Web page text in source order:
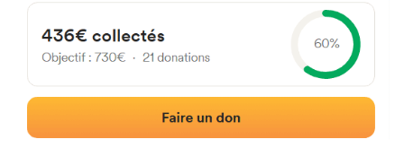
Fotos Comentarios y reseñas